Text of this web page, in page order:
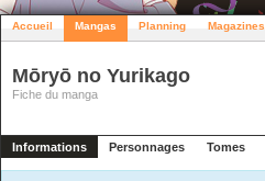
Accueil Mangas Planning Magazines
Mōryō no Yurikago
Fiche du manga
Informations Personnages Tomes